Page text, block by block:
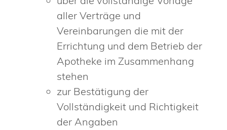
aller Verträge und
Vereinbarungen die mit der
Errichtung und dem Betrieb der
Apotheke im Zusammenhang
stehen
zur Bestätigung der
Vollständigkeit und Richtigkeit
der Angaben